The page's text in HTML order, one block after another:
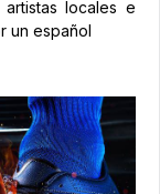
locales e
un español